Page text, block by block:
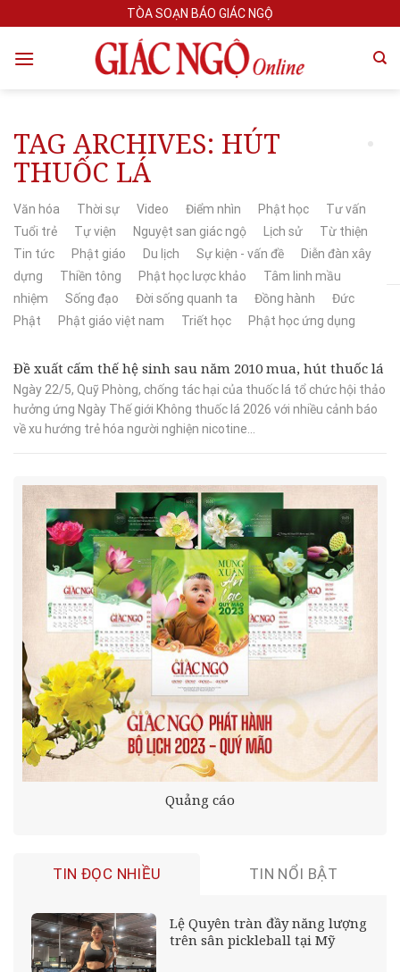
to
content
TÒA SOẠN BÁO GIÁC NGỘ
TAG ARCHIVES: HÚT
THUỐC LÁ
Văn hóa Thời sự Video Điểm nhìn Phật học
Tư vấn
Tuổi trẻ
Tự viện Nguyệt san giác ngộ Lịch sử
Từ thiện
Tin tức
Phật giáo Du lịch Sự kiện - vấn đề
Diễn đàn xây
dựng
Thiền tông Phật học lược khảo
Tâm linh mầu
nhiệm
Sống đạo Đời sống quanh ta Đồng hành
Đức
Phật
Phật giáo việt nam Triết học Phật học ứng dụng
Đề xuất cấm thế hệ sinh sau năm 2010 mua, hút thuốc lá
Ngày 22/5, Quỹ Phòng, chống tác hại của thuốc lá tổ chức hội thảo
hưởng ứng Ngày Thế giới Không thuốc lá 2026 với nhiều cảnh báo
về xu hướng trẻ hóa người nghiện nicotine...
Quảng cáo
TIN ĐỌC NHIỀU TIN NỔI BẬT
Lệ Quyên tràn đầy năng lượng
trên sân pickleball tại Mỹ